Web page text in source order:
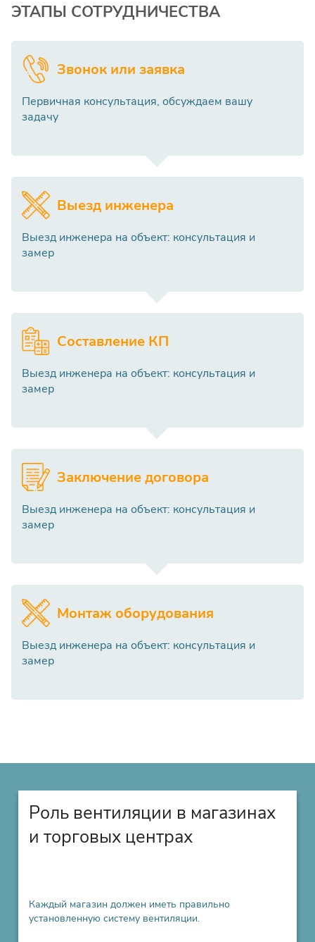
ЭТАПЫ СОТРУДНИЧЕСТВА
Звонок или заявка
Первичная консультация, обсуждаем вашу
задачу
Выезд инженера
Выезд инженера на объект: консультация и
замер
Составление КП
Выезд инженера на объект: консультация и
замер
Заключение договора
Выезд инженера на объект: консультация и
замер
Монтаж оборудования
Выезд инженера на объект: консультация и
замер
Роль вентиляции в магазинах
и торговых центрах
Каждый магазин должен иметь правильно
установленную систему вентиляции.